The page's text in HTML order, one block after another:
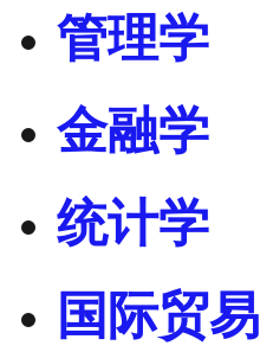
管理学
金融学
统计学
国际贸易